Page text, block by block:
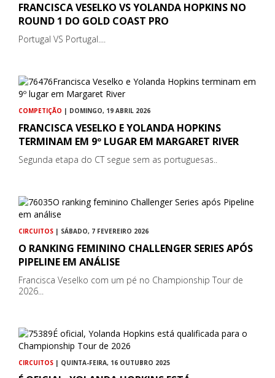
FRANCISCA VESELKO VS YOLANDA HOPKINS NO
ROUND 1 DO GOLD COAST PRO
Portugal VS Portugal....
COMPETIÇÃO | DOMINGO, 19 ABRIL 2026
FRANCISCA VESELKO E YOLANDA HOPKINS
TERMINAM EM 9º LUGAR EM MARGARET RIVER
Segunda etapa do CT segue sem as portuguesas..
CIRCUITOS | SÁBADO, 7 FEVEREIRO 2026
O RANKING FEMININO CHALLENGER SERIES APÓS
PIPELINE EM ANÁLISE
Francisca Veselko com um pé no Championship Tour de
2026...
CIRCUITOS | QUINTA-FEIRA, 16 OUTUBRO 2025